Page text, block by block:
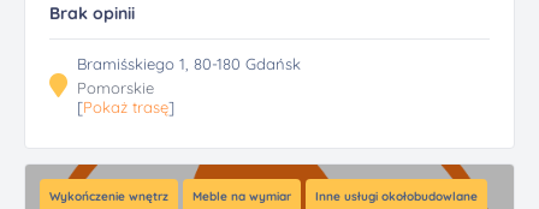
Brak opinii
Bramiśskiego 1, 80-180 Gdańsk
Pomorskie
[Pokaż trasę]
Wykończenie wnętrz Meble na wymiar Inne usługi okołobudowlane